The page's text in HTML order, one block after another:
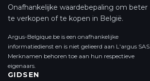
Onafhankelijke waardebepaling om beter
te verkopen of te kopen in België.
Argus-Belgique.be is een onafhankelijke
informatiedienst en is niet gelieerd aan L'argus SAS.
Merknamen behoren toe aan hun respectieve
eigenaars.
GIDSEN